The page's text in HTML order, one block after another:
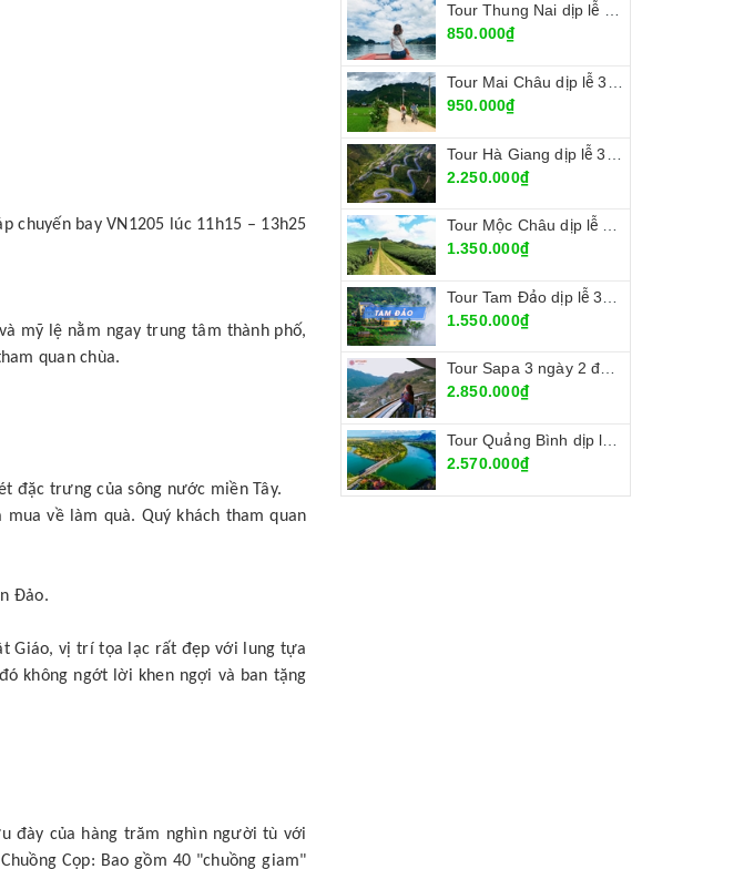
chuyến bay VN1205 lúc 11h15 – 13h25
mỹ lệ nằm ngay trung tâm thành phố,
quan chùa.
đặc trưng của sông nước miền Tây.
về làm quà. Quý khách tham quan
Đảo.
Giáo, vị trí tọa lạc rất đẹp với lung tựa
không ngớt lời khen ngợi và ban tặng
đày của hàng trăm nghìn người tù với
Cọp: Bao gồm 40 "chuồng giam"
Tour Thung Nai dịp lễ 30/4 - 1/5/2022
850.000₫
950.000₫
2.250.000₫
Tour Mộc Châu dịp lễ 30/4 - 1/5/2022
1.350.000₫
1.550.000₫
Tour Sapa 3 ngày 2 đêm dịp lễ 30/4 - 1/5/2022
2.850.000₫
2.570.000₫